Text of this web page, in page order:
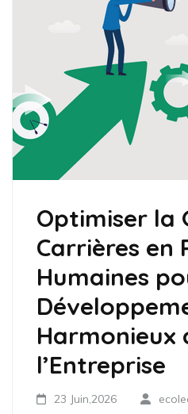
Optimiser la
Carrières en
Humaines
Harmonieux
l’Entreprise
23 Juin,2026